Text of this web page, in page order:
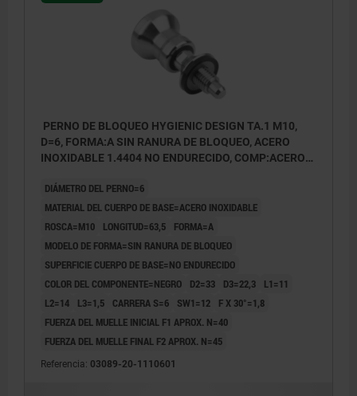
PERNO DE BLOQUEO HYGIENIC DESIGN TA.1 M10,
D=6, FORMA:A SIN RANURA DE BLOQUEO, ACERO
INOXIDABLE 1.4404 NO ENDURECIDO, COMP:ACERO
DIÁMETRO DEL PERNO=6
MATERIAL DEL CUERPO DE BASE=ACERO INOXIDABLE
ROSCA=M10
LONGITUD=63,5
FORMA=A
MODELO DE FORMA=SIN RANURA DE BLOQUEO
SUPERFICIE CUERPO DE BASE=NO ENDURECIDO
COLOR DEL COMPONENTE=NEGRO
D2=33 D3=22,3
L1=11
L2=14
L3=1,5 CARRERA S=6 SW1=12
F X 30°=1,8
FUERZA DEL MUELLE INICIAL F1 APROX. N=40
FUERZA DEL MUELLE FINAL F2 APROX. N=45
Referencia: 03089-20-1110601